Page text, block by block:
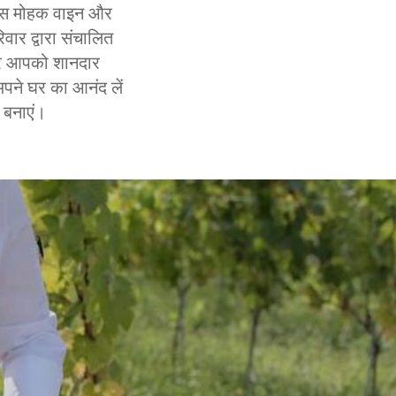
मोहक वाइन और
द्वारा संचालित
शानदार
घर का आनंद लें